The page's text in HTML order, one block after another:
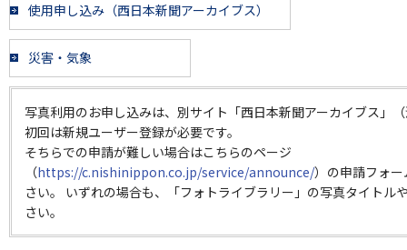
使用申し込み（西日本新聞アーカイブス）
災害・気象
写真利用のお申し込みは、別サイト「西日本新聞アーカイブス」
初回は新規ユーザー登録が必要です。
そちらでの申請が難しい場合はこちらのページ
（https://c.nishinippon.co.jp/service/announce/）の申請フォ
さい。 いずれの場合も、「フォトライブラリー」の写真タイトル
さい。